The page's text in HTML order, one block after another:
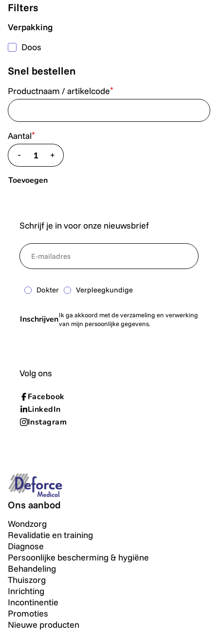
Filters
Verpakking
Doos
Snel bestellen
Productnaam / artikelcode*
Aantal*
- translate.decrease
+translate.increase
Toevoegen
Schrijf je in voor onze nieuwsbrief
NewsletterEmail
Dokter Verpleegkundige
InschrijvenIk ga akkoord met de verzameling en verwerking
van mijn persoonlijke gegevens.
Volg ons
Facebook
LinkedIn
Instagram
Ons aanbod
Wondzorg
Revalidatie en training
Diagnose
Persoonlijke bescherming & hygiëne
Behandeling
Thuiszorg
Inrichting
Incontinentie
Promoties
Nieuwe producten